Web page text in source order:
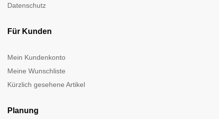
Datenschutz
Für Kunden
Mein Kundenkonto
Meine Wunschliste
Kürzlich gesehene Artikel
Planung